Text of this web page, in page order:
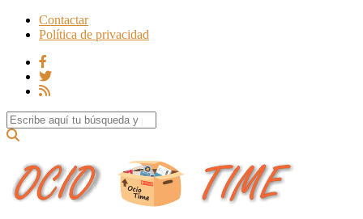
Contactar
Política de privacidad
Search for: